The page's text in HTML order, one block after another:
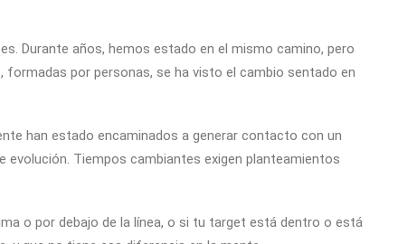
Durante años, hemos estado en el mismo camino, pero
por personas, se ha visto el cambio sentado en
han estado encaminados a generar contacto con un
Tiempos cambiantes exigen planteamientos
o por debajo de la línea, o si tu target está dentro o está